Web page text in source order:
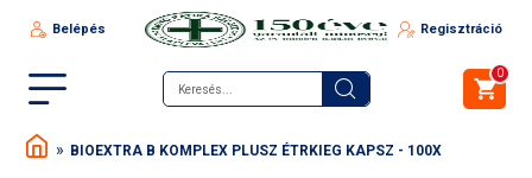
Belépés Regisztráció
0
BIOEXTRA B KOMPLEX PLUSZ ÉTRKIEG KAPSZ - 100X